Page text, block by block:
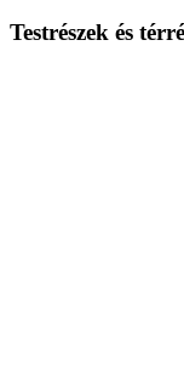
Testrészek és